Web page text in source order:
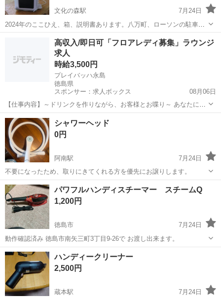
文化の森駅
7月24日
2024年のここひえ、箱、説明書あります。八万町、ローソンの駐車場
まで、来てくれる方で2000円で、お譲りしますので必要な方は連絡下
徳島市 文化の森駅 生活家電 ひえ
高収入/即日可「フロアレディ募集」ラウンジ
求人
時給3,500円
プレイバッハ永島
徳島県
スポンサー：求人ボックス
08月06日
【仕事内容】～ドリンクを作りながら、お客様とお喋り～ あなたにお
まかせすることは、基本的にこれだけです! もちろん、ママがフォロー
してくれるので未経験者さんもご安心ください わからないことは、溜
め込まずに遠慮なく聞いてみましょう...
アルバイト・パート
シャワーヘッド
0円
阿南駅
7月24日
不要になったため、取りにきてくれる方を優先にお譲りします。
徳島 阿南市 阿南駅 生活家電
パワフルハンディスチーマー スチームQ
1,200円
徳島市
7月24日
動作確認済み 徳島市南矢三町3丁目9-26で お渡し出来ます。
徳島 徳島市 生活家電 スチーム
ハンディークリーナー
2,500円
蔵本駅
7月24日